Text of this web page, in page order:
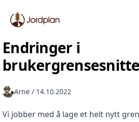
Jordplan
Endringer i
Arne / 14.10.2022
Vi jobber med å lage et helt nytt